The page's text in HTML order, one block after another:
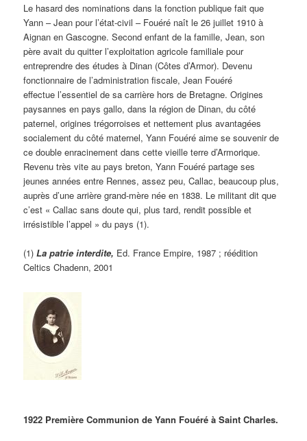
Le hasard des nominations dans la fonction publique fait que
Yann – Jean pour l’état-civil – Fouéré naît le 26 juillet 1910 à
Aignan en Gascogne. Second enfant de la famille, Jean, son
père avait du quitter l’exploitation agricole familiale pour
entreprendre des études à Dinan (Côtes d’Armor). Devenu
fonctionnaire de l’administration fiscale, Jean Fouéré
effectue l’essentiel de sa carrière hors de Bretagne. Origines
paysannes en pays gallo, dans la région de Dinan, du côté
paternel, origines trégorroises et nettement plus avantagées
socialement du côté maternel, Yann Fouéré aime se souvenir de
ce double enracinement dans cette vieille terre d’Armorique.
Revenu très vite au pays breton, Yann Fouéré partage ses
jeunes années entre Rennes, assez peu, Callac, beaucoup plus,
auprès d’une arrière grand-mère née en 1838. Le militant dit que
c’est « Callac sans doute qui, plus tard, rendit possible et
irrésistible l’appel » du pays (1).
(1) La patrie interdite, Ed. France Empire, 1987 ; réédition
Celtics Chadenn, 2001
1922 Première Communion de Yann Fouéré à Saint Charles.